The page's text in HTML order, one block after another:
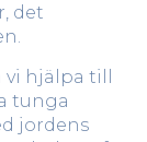
det
hjälpa till
tunga
jordens